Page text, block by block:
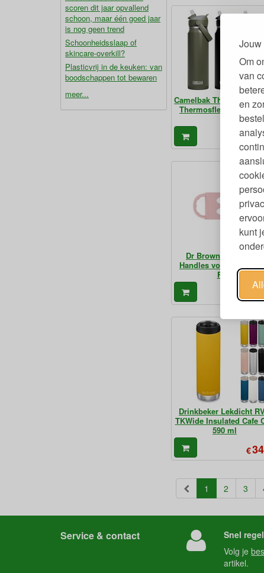
Jouw
Om
van
en
kunt
scoren dit jaar opvallend
schoon, maar één goed jaar
is nog geen trend
Schoonheidsslaap of
skincare-overkill?
Plasticvrij in de keuken: van
boodschappen tot bewaren
meer...
Camelbak Thrive Flip
Thermosfles RVS 600
€
Dr Brown's Siliconen
Handles voor Brede Hals
Fles
Drinkbeker Lekdicht
TKWide Insulated Cafe
590 ml
€
1 (current)
2 3
Service & contact
Snel
Volg je
artikel.